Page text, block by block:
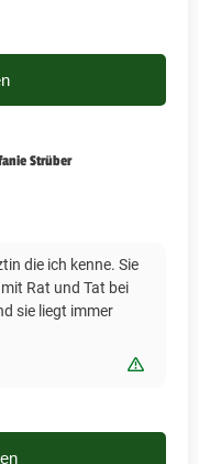
Strüber
die ich kenne. Sie
Rat und Tat bei
sie liegt immer